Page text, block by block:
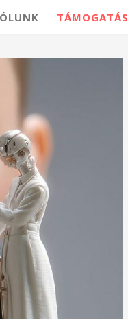
TÁMOGATÁS